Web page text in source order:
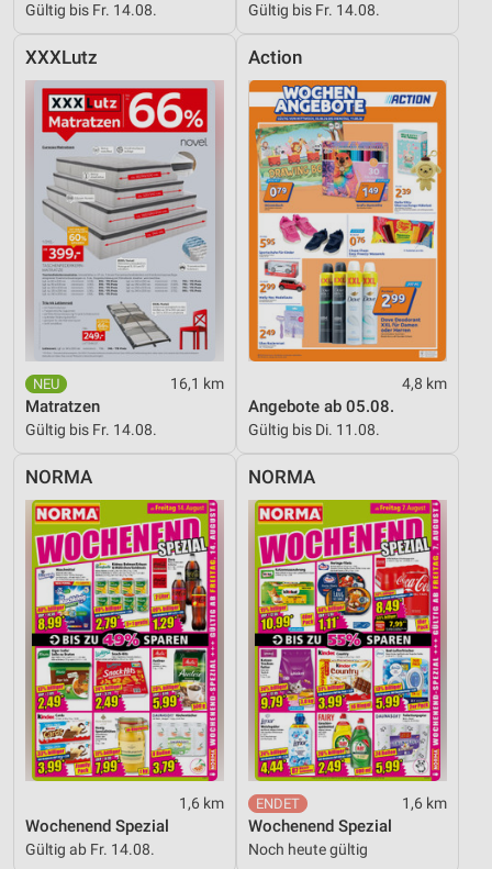
Gültig bis Fr. 14.08. Gültig bis Fr. 14.08.
XXXLutz
16,1 km
Matratzen
Gültig bis Fr. 14.08.
Action
4,8 km
Angebote ab 05.08.
Gültig bis Di. 11.08.
NORMA
1,6 km
Wochenend Spezial
Gültig ab Fr. 14.08.
NORMA
1,6 km
Wochenend Spezial
Noch heute gültig